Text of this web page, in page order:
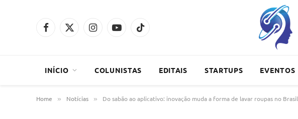
Facebook
X
InstagramYouTubeTikTok
INÍCIO COLUNISTAS EDITAIS STARTUPS EVENTOS
Home » Notícias » Do sabão ao aplicativo: inovação muda a forma de lavar roupas no Brasil